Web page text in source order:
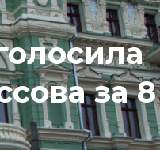
за 8